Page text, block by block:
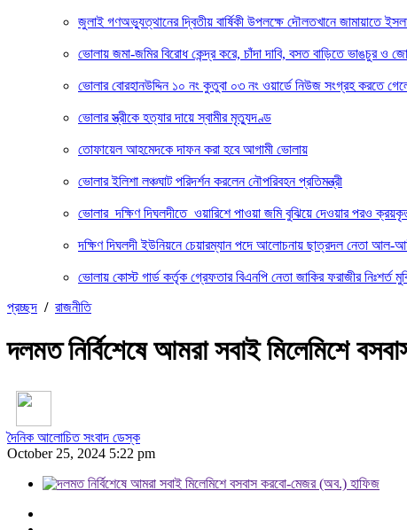
জুলাই গণঅভ্যুত্থানের দ্বিতীয় বার্ষিকী উপলক্ষে দৌলতখানে জামায়াতে
ভোলায় জমা-জমির বিরোধ কেন্দ্র করে, চাঁদা দাবি, বসত বাড়িতে ভাঙচুর ও
ভোলার বোরহানউদ্দিন ১০ নং কুতুবা ০৩ নং ওয়ার্ডে নিউজ সংগ্রহ করতে
ভোলার স্ত্রীকে হত্যার দায়ে স্বামীর মৃত্যুদণ্ড
তোফায়েল আহমেদকে দাফন করা হবে আগামী ভোলায়
ভোলার ইলিশা লঞ্চঘাট পরিদর্শন করলেন নৌপরিবহন প্রতিমন্ত্রী
ভোলার দক্ষিণ দিঘলদীতে ওয়ারিশে পাওয়া জমি বুঝিয়ে দেওয়ার পরও
দক্ষিণ দিঘলদী ইউনিয়নে চেয়ারম্যান পদে আলোচনায় ছাত্রদল নেতা আল-
ভোলায় কোস্ট গার্ড কর্তৃক গ্রেফতার বিএনপি নেতা জাকির ফরাজীর নিঃশর্ত
প্রচ্ছদ / রাজনীতি
দলমত নির্বিশেষে আমরা সবাই মিলেমিশে
দৈনিক আলোচিত সংবাদ ডেস্ক
October 25, 2024 5:22 pm